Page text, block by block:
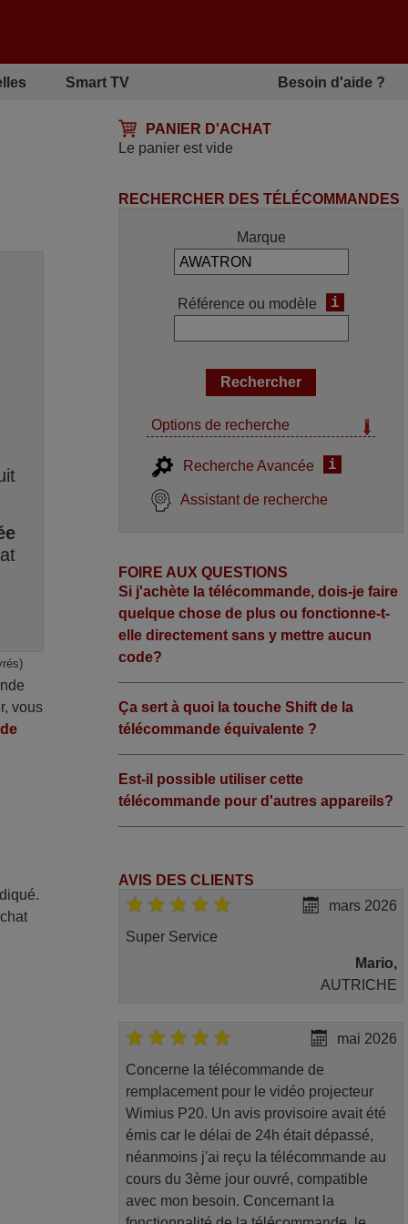
Smart TV Besoin d'aide ?
PANIER D'ACHAT
Le panier est vide
vous
RECHERCHER DES TÉLÉCOMMANDES
Marque
Référence ou modèle i
Options de recherche
Recherche Avancée i
Assistant de recherche
FOIRE AUX QUESTIONS
Si j'achète la télécommande, dois-je faire
quelque chose de plus ou fonctionne-t-
elle directement sans y mettre aucun
code?
Ça sert à quoi la touche Shift de la
télécommande équivalente ?
Est-il possible utiliser cette
télécommande pour d'autres appareils?
AVIS DES CLIENTS
mars 2026
Super Service
Mario,
AUTRICHE
mai 2026
Concerne la télécommande de
remplacement pour le vidéo projecteur
Wimius P20. Un avis provisoire avait été
émis car le délai de 24h était dépassé,
néanmoins j'ai reçu la télécommande au
cours du 3ème jour ouvré, compatible
avec mon besoin. Concernant la